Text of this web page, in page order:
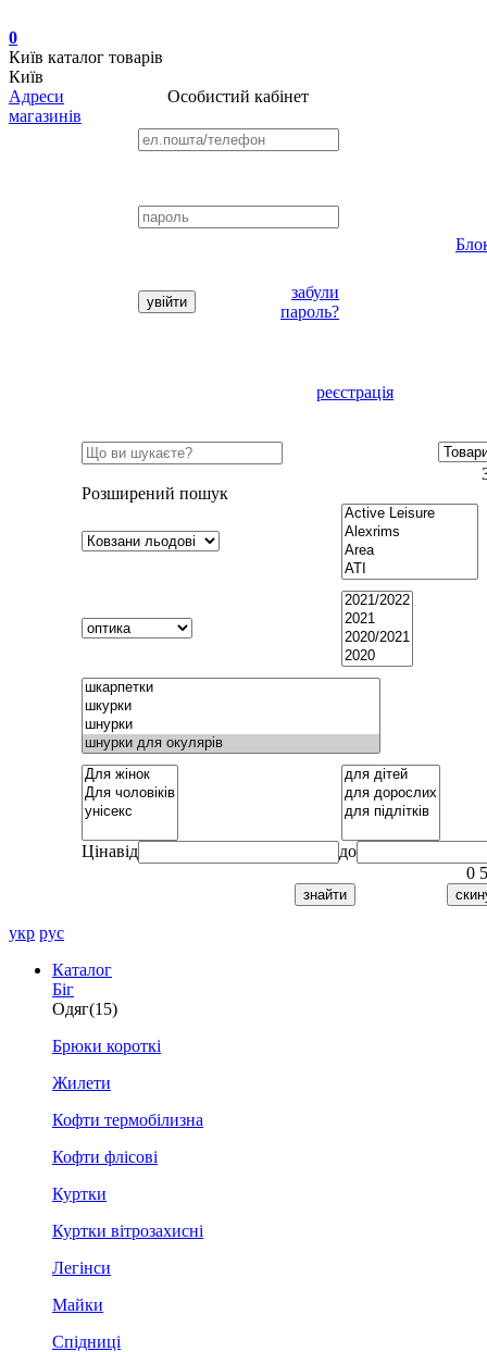
0
Київ каталог товарів
Київ
Адреси
магазинів
Особистий кабінет
забули
пароль?
реєстрація
Розширений пошук
Цінавід
до
0
укр рус
Каталог
Біг
Одяг(15)
Брюки короткі
Жилети
Кофти термобілизна
Кофти флісові
Куртки
Куртки вітрозахисні
Легінси
Майки
Спідниці